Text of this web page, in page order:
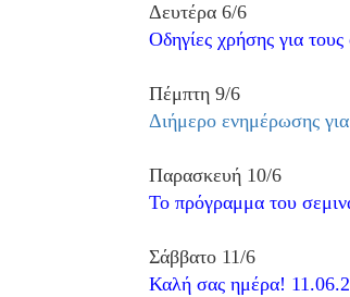
Δευτέρα 6/6
Οδηγίες χρήσης για
Πέμπτη 9/6
Διήμερο ενημέρωσης
Παρασκευή 10/6
Το πρόγραμμα του
Σάββατο 11/6
Καλή σας ημέρα!